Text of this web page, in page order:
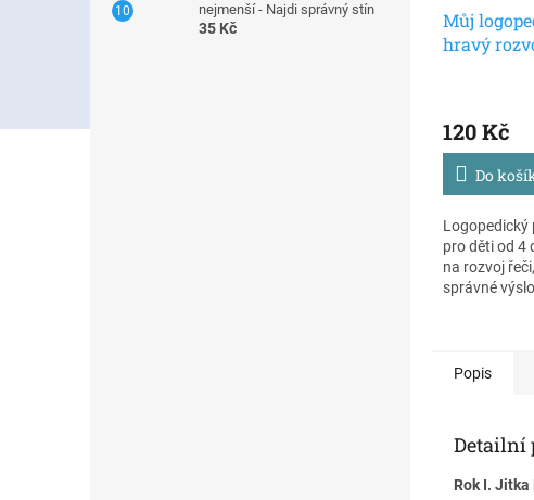
nejmenší - Najdi správný stín
35 Kč
Můj
hravý
120 Kč
Do
Logopedický
pro děti od 4
na rozvoj
správné
formou.
Popis
Detailní
Rok I.